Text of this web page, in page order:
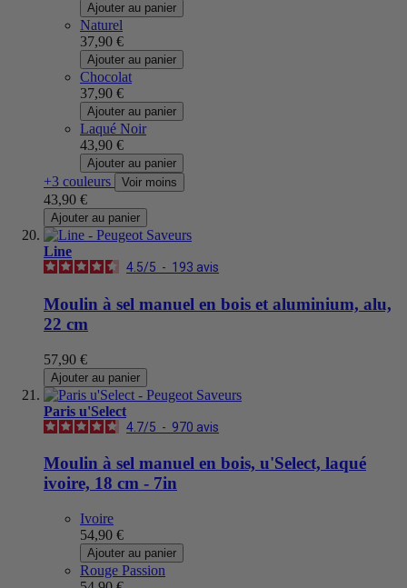
Ajouter au panier
Naturel
37,90 €
Ajouter au panier
Chocolat
37,90 €
Ajouter au panier
Laqué Noir
43,90 €
Ajouter au panier
+3 couleurs Voir moins
43,90 €
Ajouter au panier
Line
4.5/5 - 193 avis
Moulin à sel manuel en bois et aluminium, alu,
22 cm
57,90 €
Ajouter au panier
Paris u'Select
4.7/5 - 970 avis
Moulin à sel manuel en bois, u'Select, laqué
ivoire, 18 cm - 7in
Ivoire
54,90 €
Ajouter au panier
Rouge Passion